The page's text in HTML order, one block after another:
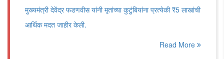
मुख्यमंत्री देवेंद्र फडणवीस यांनी मृतांच्या कुटुंबियांना प्रत्येकी ₹5 लाखांची
आर्थिक मदत जाहीर केली.
Read More